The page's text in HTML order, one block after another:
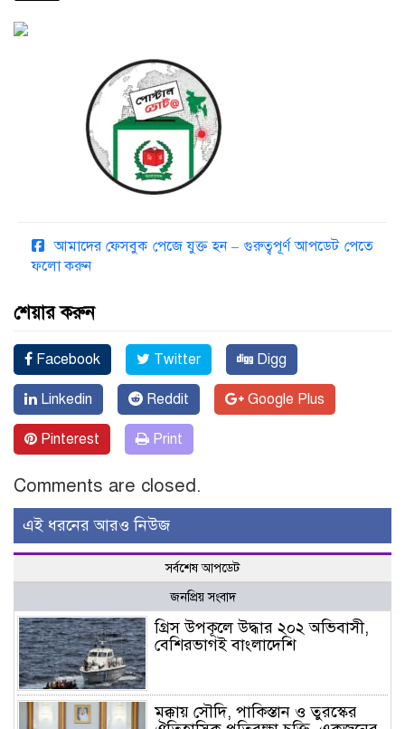
আমাদের ফেসবুক পেজে যুক্ত হন – গুরুত্বপূর্ণ আপডেট পেতে
ফলো করুন
শেয়ার করুন
Facebook Twitter Digg
Linkedin Reddit Google Plus
Pinterest Print
Comments are closed.
এই ধরনের আরও নিউজ
সর্বশেষ আপডেট
জনপ্রিয় সংবাদ
গ্রিস উপকূলে উদ্ধার ২০২ অভিবাসী,
বেশিরভাগই বাংলাদেশি
মক্কায় সৌদি, পাকিস্তান ও তুরস্কের